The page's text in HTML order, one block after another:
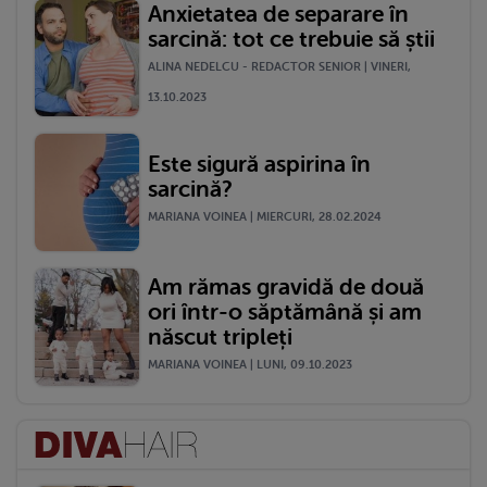
Anxietatea de separare în
sarcină: tot ce trebuie să știi
ALINA NEDELCU - REDACTOR SENIOR | VINERI,
13.10.2023
Este sigură aspirina în
sarcină?
MARIANA VOINEA | MIERCURI, 28.02.2024
Am rămas gravidă de două
ori într-o săptămână și am
născut tripleți
MARIANA VOINEA | LUNI, 09.10.2023